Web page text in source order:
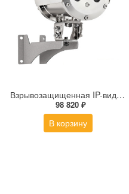
Взрывозащищенная IP-видеокамера Релион Релион-Exd-Н-100-ИК-IP5Мп2.8mm-PoE-МК-TR
98 820 ₽
В корзину